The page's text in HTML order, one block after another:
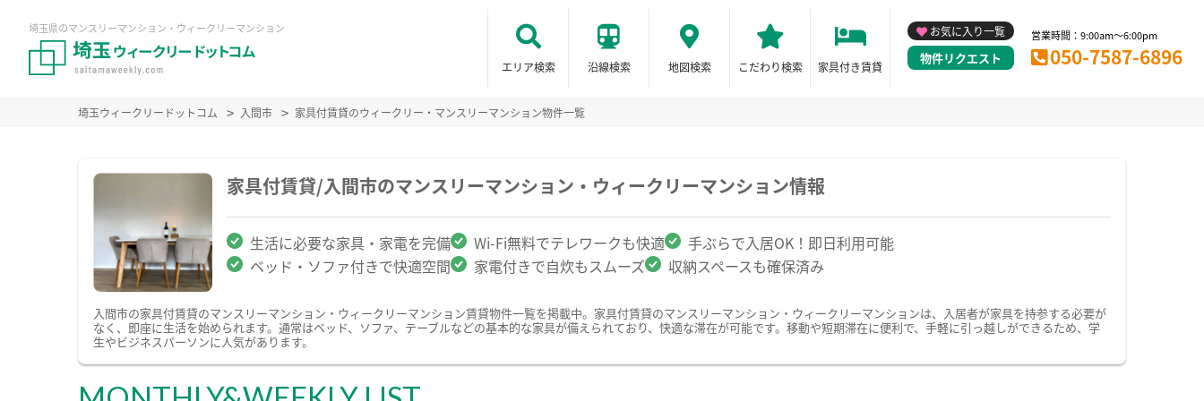
埼玉県のマンスリーマンション・ウィークリーマンション
エリア検索 沿線検索 地図検索 こだわり検索 家具付き賃貸
お気に入り一覧
物件リクエスト
営業時間：9:00am～6:00pm
050-7587-6896
埼玉ウィークリードットコム 入間市 家具付賃貸のウィークリー・マンスリーマンション物件一覧
家具付賃貸/入間市のマンスリーマンション・ウィークリーマンション情報
生活に必要な家具・家電を完備 Wi-Fi無料でテレワークも快適
手ぶらで入居OK！即日利用可能
ベッド・ソファ付きで快適空間
家電付きで自炊もスムーズ 収納スペースも確保済み
入間市の家具付賃貸のマンスリーマンション・ウィークリーマンション賃貸物件一覧を掲載中。家具付賃貸のマンスリーマンション・ウィークリーマンションは、入居者が家具を持参する必要が
なく、即座に生活を始められます。通常はベッド、ソファ、テーブルなどの基本的な家具が備えられており、快適な滞在が可能です。移動や短期滞在に便利で、手軽に引っ越しができるため、学
生やビジネスパーソンに人気があります。